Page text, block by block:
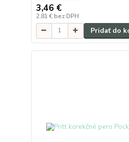
3,46 €
2,81 € bez DPH
Pridať do